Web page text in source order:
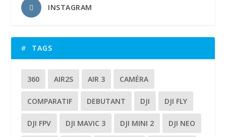
INSTAGRAM
TAGS
360 AIR2S AIR 3 CAMÉRA
COMPARATIF DEBUTANT DJI DJI FLY
DJI FPV DJI MAVIC 3 DJI MINI 2 DJI NEO